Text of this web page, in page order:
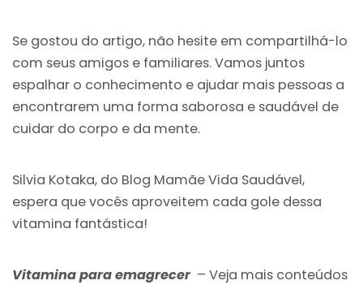
Se gostou do artigo, não hesite em compartilhá-lo
com seus amigos e familiares. Vamos juntos
espalhar o conhecimento e ajudar mais pessoas a
encontrarem uma forma saborosa e saudável de
cuidar do corpo e da mente.
Silvia Kotaka, do Blog Mamãe Vida Saudável,
espera que vocês aproveitem cada gole dessa
vitamina fantástica!
Vitamina para emagrecer – Veja mais conteúdos